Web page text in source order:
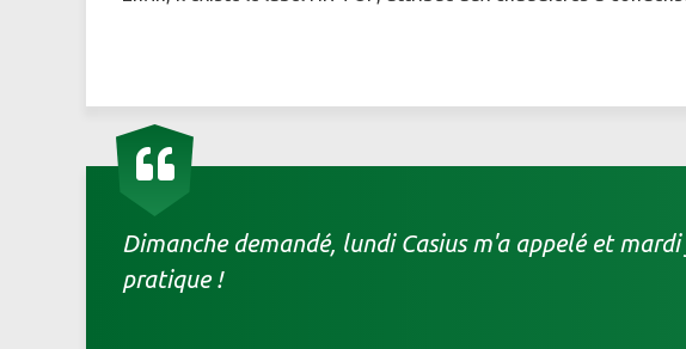
Dimanche demandé, lundi Casius m'a appelé et
pratique !